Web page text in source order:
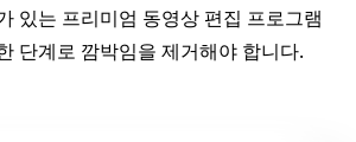
있는 프리미엄 동영상 편집 프로그램
단계로 깜박임을 제거해야 합니다.